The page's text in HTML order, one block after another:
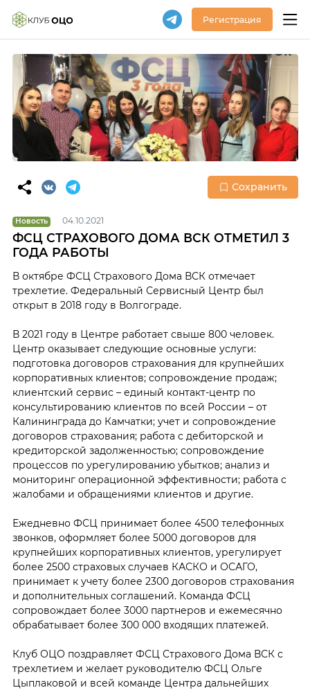
Регистрация
Сохранить
Новость 04.10.2021
ФСЦ СТРАХОВОГО ДОМА ВСК ОТМЕТИЛ 3
ГОДА РАБОТЫ
В октябре ФСЦ Страхового Дома ВСК отмечает
трехлетие. Федеральный Сервисный Центр был
открыт в 2018 году в Волгограде.
В 2021 году в Центре работает свыше 800 человек.
Центр оказывает следующие основные услуги:
подготовка договоров страхования для крупнейших
корпоративных клиентов; сопровождение продаж;
клиентский сервис – единый контакт-центр по
консультированию клиентов по всей России – от
Калининграда до Камчатки; учет и сопровождение
договоров страхования; работа с дебиторской и
кредиторской задолженностью; сопровождение
процессов по урегулированию убытков; анализ и
мониторинг операционной эффективности; работа с
жалобами и обращениями клиентов и другие.
Ежедневно ФСЦ принимает более 4500 телефонных
звонков, оформляет более 5000 договоров для
крупнейших корпоративных клиентов, урегулирует
более 2500 страховых случаев КАСКО и ОСАГО,
принимает к учету более 2300 договоров страхования
и дополнительных соглашений. Команда ФСЦ
сопровождает более 3000 партнеров и ежемесячно
обрабатывает более 300 000 входящих платежей.
Клуб ОЦО поздравляет ФСЦ Страхового Дома ВСК с
трехлетием и желает руководителю ФСЦ Ольге
Цыплаковой и всей команде Центра дальнейших